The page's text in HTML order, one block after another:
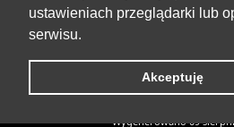
ustawieniach przeglądarki lub
serwisu.
Akceptuję
Twitter
VideoTesty.pl Wszelkie
Wygenerowano 09